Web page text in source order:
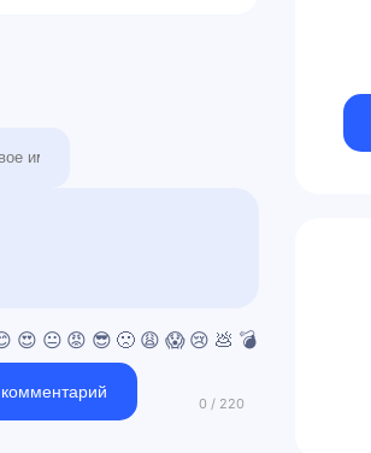
😍 😐 😡 😎 🙁 😩 😱 😢 💩 💣